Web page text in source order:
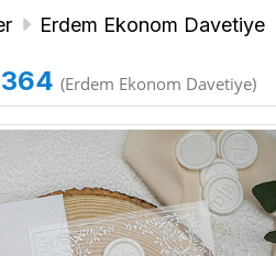
Erdem Ekonom Davetiye
(Erdem Ekonom Davetiye)